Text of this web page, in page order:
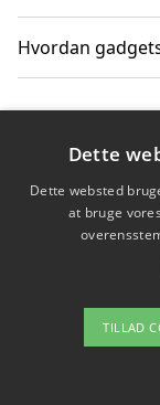
Hvordan
Om /
Dette
Dette websted
at bruge
TILLAD